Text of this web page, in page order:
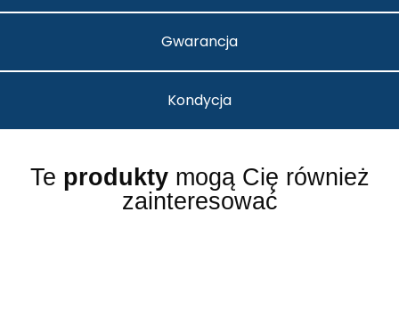
Gwarancja
Kondycja
Te produktymogą Cię również
zainteresować